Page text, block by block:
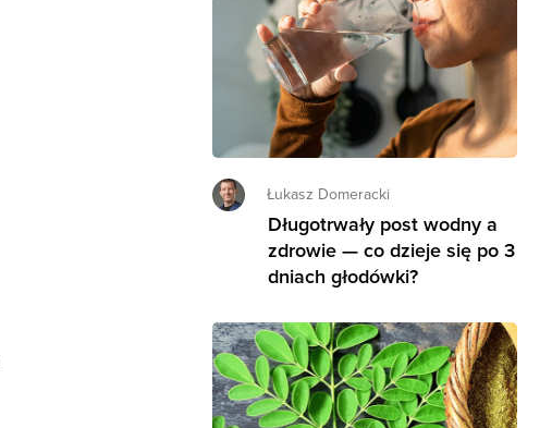
Łukasz Domeracki
Długotrwały post wodny a
zdrowie — co dzieje się po 3
dniach głodówki?